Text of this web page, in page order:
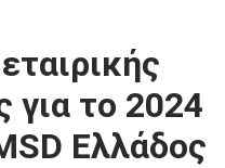
για το 2024
Ελλάδος